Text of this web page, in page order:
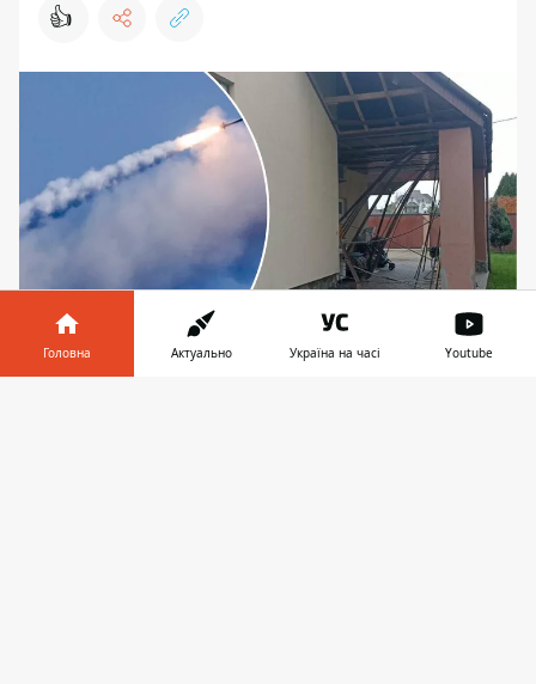
👍
рф нанесла ракетний удар по Києву після 52-
Головна Актуально Україна на часі Youtube